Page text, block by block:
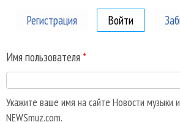
Регистрация Войти
Имя пользователя *
Укажите ваше имя на сайте Новости музыки
NEWSmuz.com.